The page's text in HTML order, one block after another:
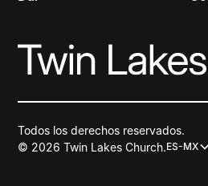
© 2026 Twin Lakes Church.ES-MX
Todos los derechos reservados.